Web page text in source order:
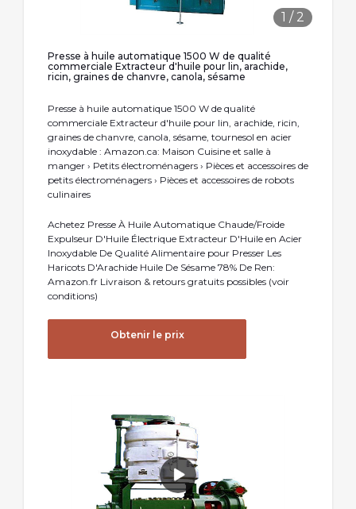
1 / 2
Presse à huile automatique 1500 W de qualité
commerciale Extracteur d'huile pour lin, arachide,
ricin, graines de chanvre, canola, sésame
Presse à huile automatique 1500 W de qualité
commerciale Extracteur d'huile pour lin, arachide, ricin,
graines de chanvre, canola, sésame, tournesol en acier
inoxydable : Amazon.ca: Maison Cuisine et salle à
manger › Petits électroménagers › Pièces et accessoires de
petits électroménagers › Pièces et accessoires de robots
culinaires
Achetez Presse À Huile Automatique Chaude/Froide
Expulseur D'Huile Électrique Extracteur D'Huile en Acier
Inoxydable De Qualité Alimentaire pour Presser Les
Haricots D'Arachide Huile De Sésame 78% De Ren:
Amazon.fr Livraison & retours gratuits possibles (voir
conditions)
Obtenir le prix